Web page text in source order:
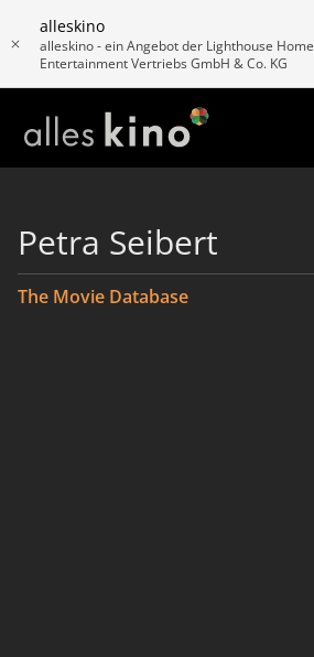
alleskino
alleskino - ein Angebot der Lighthouse Home
Entertainment Vertriebs GmbH & Co. KG
Petra Seibert
The Movie Database